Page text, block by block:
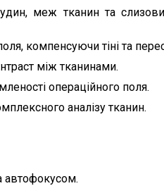
до PACS
меж тканин та
компенсуючи тіні та
між тканинами.
операційного поля.
аналізу тканин.
автофокусом.